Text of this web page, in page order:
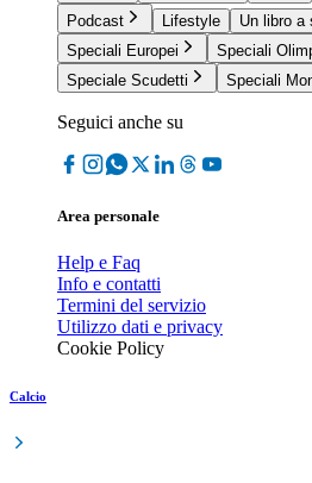
Podcast
Lifestyle
Un libro a
Speciali Europei
Speciali
Speciale Scudetti
Speciali
Seguici anche su
Area personale
Help e Faq
Info e contatti
Termini del servizio
Utilizzo dati e privacy
Cookie Policy
Calcio